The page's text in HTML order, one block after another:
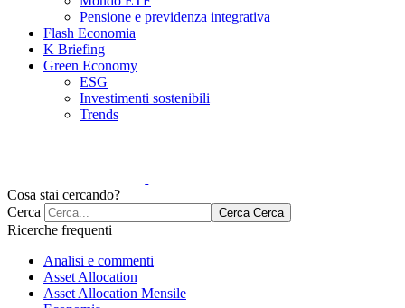
Pensione e previdenza integrativa
Flash Economia
K Briefing
Green Economy
ESG
Investimenti sostenibili
Trends
Cosa stai cercando?
Cerca
Cerca Cerca
Ricerche frequenti
Analisi e commenti
Asset Allocation
Asset Allocation Mensile